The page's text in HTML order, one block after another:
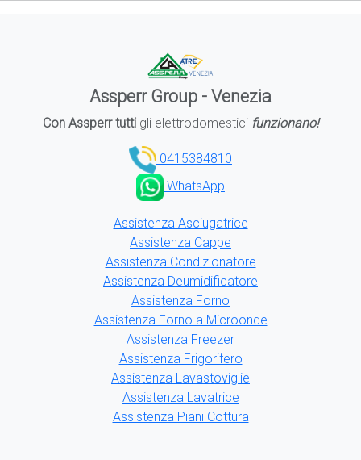
Assperr Group - Venezia
Con Assperr tuttigli elettrodomestici funzionano!
0415384810
WhatsApp
Assistenza Asciugatrice
Assistenza Cappe
Assistenza Condizionatore
Assistenza Deumidificatore
Assistenza Forno
Assistenza Forno a Microonde
Assistenza Freezer
Assistenza Frigorifero
Assistenza Lavastoviglie
Assistenza Lavatrice
Assistenza Piani Cottura